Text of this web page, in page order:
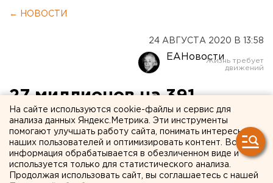
← НОВОСТИ
24 АВГУСТА 2020 В 13:58
ЕАНовости
27 миллионов на 391
человека: готовившим
забастовку свердловским
шахтерам выплатили долги
по зарплате
На сайте используются cookie-файлы и сервис для
анализа данных Яндекс.Метрика. Эти инструменты
помогают улучшать работу сайта, понимать интересы
наших пользователей и оптимизировать контент. Вся
информация обрабатывается в обезличенном виде и
используется только для статистического анализа.
Продолжая использовать сайт, вы соглашаетесь с нашей